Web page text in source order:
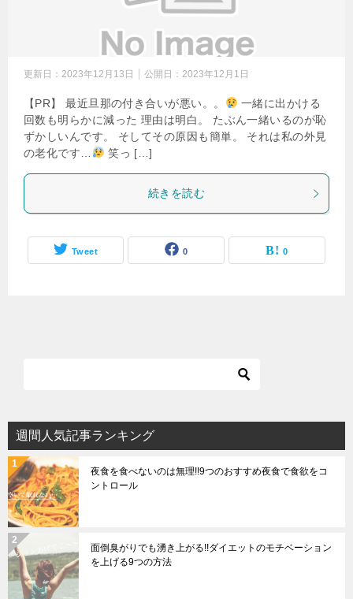
更新日： 2023年12月13日 公開日： 2023年12月1日
【PR】 最近旦那の付き合いが悪い。。
一緒に出かける
回数も明らかに減った 理由は明白。 たぶん一緒いるのが恥
ずかしいんです。 そしてその原因も簡単。 それは私の外見
の老化です…
笑っ […]
続きを読む
Tweet 0 0
週間人気記事ランキング
夜食を食べないのは無理!!9つのおすすめ夜食で食欲をコ
ントロール
面倒臭がりでも湧き上がる!!ダイエットのモチベーション
を上げる9つの方法